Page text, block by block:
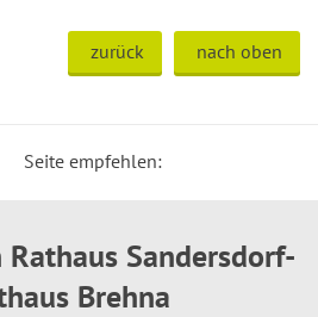
zurück nach oben
Seite empfehlen:
Sandersdorf-
Brehna